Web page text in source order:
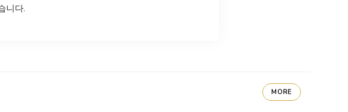
니다.
MORE